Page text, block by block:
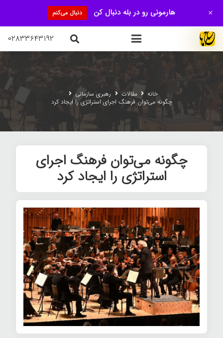
۰۲۸۳۳۶۴۳۱۹۲
خانه مقالات
رهبری سازمانی
چگونه می‌توان فرهنگ اجرای استراتژی را ایجاد کرد
چگونه می‌توان فرهنگ اجرای
استراتژی را ایجاد کرد
هارمونی رو در بله دنبال کن دنبال می‌کنم +